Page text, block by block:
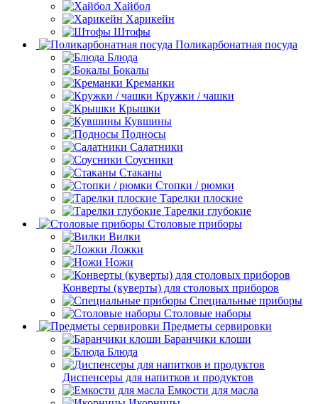
Хайбол
Харикейн
Штофы
Поликарбонатная посуда
Блюда
Бокалы
Креманки
Кружки / чашки
Крышки
Кувшины
Подносы
Салатники
Соусники
Стаканы
Стопки / рюмки
Тарелки плоские
Тарелки глубокие
Столовые приборы
Вилки
Ложки
Ножи
Конверты (куверты) для столовых приборов
Специальные приборы
Столовые наборы
Предметы сервировки
Баранчики клоши
Блюда
Диспенсеры для напитков и продуктов
Емкости для масла